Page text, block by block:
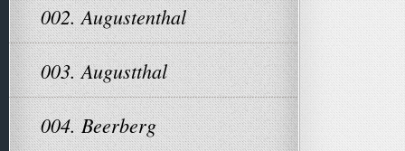
002. Augustenthal
003. Augustthal
004. Beerberg